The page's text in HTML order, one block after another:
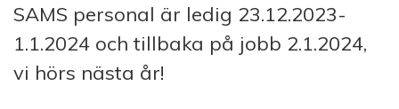
SAMS personal är ledig 23.12.2023-
1.1.2024 och tillbaka på jobb 2.1.2024,
vi hörs nästa år!